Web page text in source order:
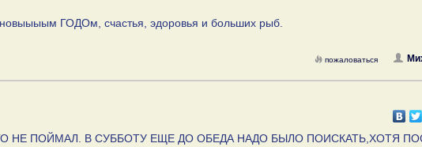
ГОДОм, счастья, эдоровья и больших рыб.
пожаловаться
НЕ ПОЙМАЛ. В СУББОТУ ЕЩЕ ДО ОБЕДА НАДО БЫЛО ПОИСКАТЬ,ХОТЯ